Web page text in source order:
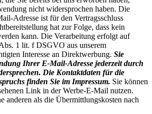
nicht widersprochen haben. Die
Adresse ist für den Vertragsschluss
hat zur Folge, dass kein
kann. Die Verarbeitung erfolgt auf
1 lit. f DSGVO aus unserem
Interesse an Direktwerbung. Sie
Ihrer E-Mail-Adresse jederzeit durch
Die Kontaktdaten für die
finden Sie im Impressum. Sie können
Link in der Werbe-E-Mail nutzen.
anderen als die Übermittlungskosten nach